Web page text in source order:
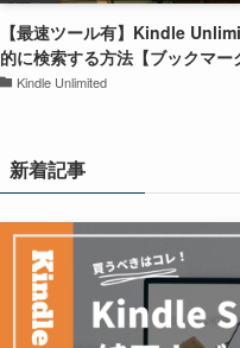
【最速ツール有】Kindle
的に検索する方法【ブックマー
Kindle Unlimited
新着記事